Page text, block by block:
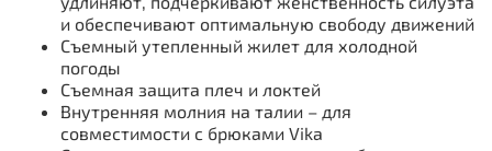
и обеспечивают оптимальную свободу движений
Съемный утепленный жилет для холодной
погоды
Съемная защита плеч и локтей
Внутренняя молния на талии – для
совместимости с брюками Vika